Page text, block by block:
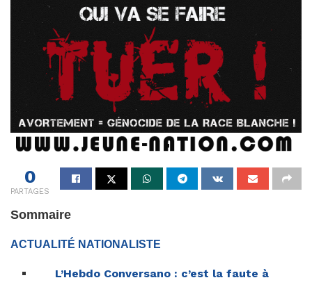
0
PARTAGES
Sommaire
ACTUALITÉ NATIONALISTE
L’Hebdo Conversano : c’est la faute à